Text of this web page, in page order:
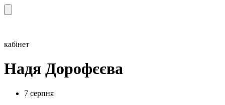
кабінет
Надя Дорофєєва
7 серпня